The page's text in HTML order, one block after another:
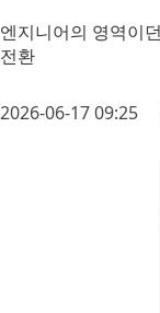
엔지니어의 영역이
전환
2026-06-17 09:25